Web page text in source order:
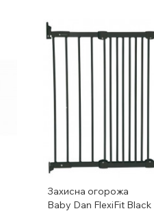
Захисна огорожа
Baby Dan FlexiFit Black